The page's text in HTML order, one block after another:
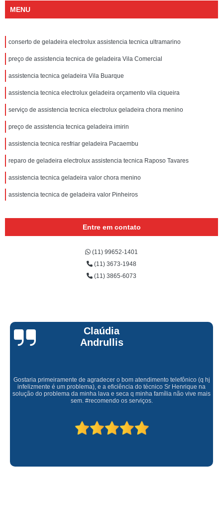
MENU
conserto de geladeira electrolux assistencia tecnica ultramarino
preço de assistencia tecnica de geladeira Vila Comercial
assistencia tecnica geladeira Vila Buarque
assistencia tecnica electrolux geladeira orçamento vila ciqueira
serviço de assistencia tecnica electrolux geladeira chora menino
preço de assistencia tecnica geladeira imirin
assistencia tecnica resfriar geladeira Pacaembu
reparo de geladeira electrolux assistencia tecnica Raposo Tavares
assistencia tecnica geladeira valor chora menino
assistencia tecnica de geladeira valor Pinheiros
Entre em contato
(11) 99652-1401
(11) 3673-1948
(11) 3865-6073
Claúdia
Andrullis
Gostaria primeiramente de agradecer o bom atendimento telefônico (q hj
infelizmente é um problema), e a eficiência do técnico Sr Henrique na
solução do problema da minha lava e seca q minha família não vive mais
sem. #recomendo os serviços.